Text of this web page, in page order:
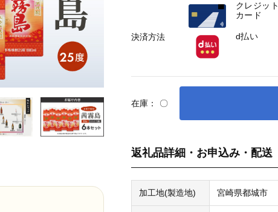
在庫： 〇
返礼品詳細・お申込み・配送
加工地(製造地) 宮崎県都城市
決済方法
クレジット
カード
d払い